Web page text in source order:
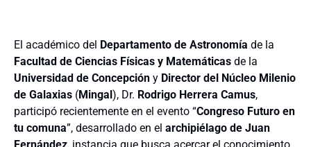
El académico del Departamento de Astronomía de la
Facultad de Ciencias Físicas y Matemáticas de la
Universidad de Concepción y Director del Núcleo Milenio
de Galaxias (Mingal), Dr. Rodrigo Herrera Camus,
participó recientemente en el evento “Congreso Futuro en
tu comuna”, desarrollado en el archipiélago de Juan